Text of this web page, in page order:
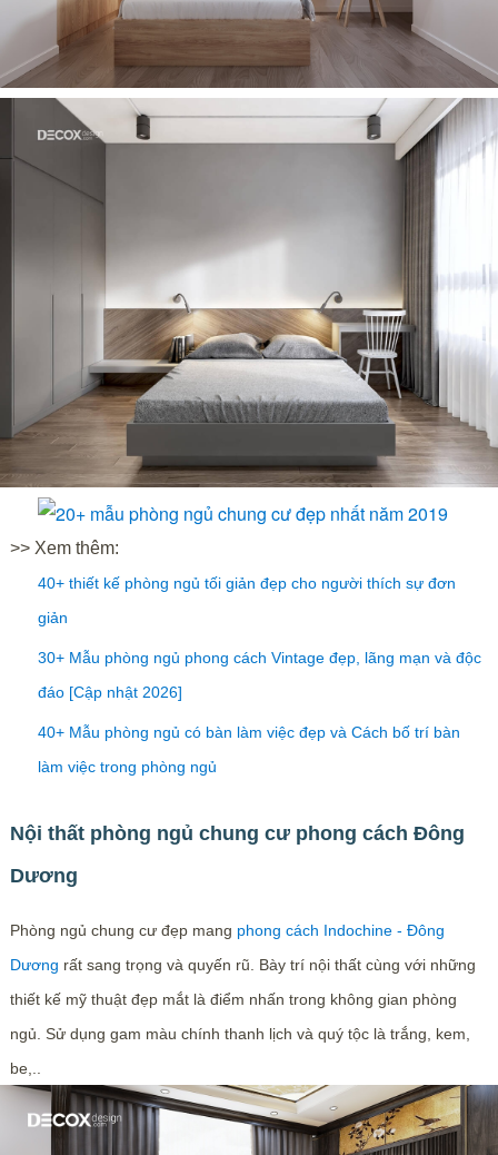
>> Xem thêm:
40+ thiết kế phòng ngủ tối giản đẹp cho người thích sự đơn
giản
30+ Mẫu phòng ngủ phong cách Vintage đẹp, lãng mạn và độc
đáo [Cập nhật 2026]
40+ Mẫu phòng ngủ có bàn làm việc đẹp và Cách bố trí bàn
làm việc trong phòng ngủ
Nội thất phòng ngủ chung cư phong cách Đông
Dương
Phòng ngủ chung cư đẹp mang phong cách Indochine - Đông
Dương rất sang trọng và quyến rũ. Bày trí nội thất cùng với những
thiết kế mỹ thuật đẹp mắt là điểm nhấn trong không gian phòng
ngủ. Sử dụng gam màu chính thanh lịch và quý tộc là trắng, kem,
be,..